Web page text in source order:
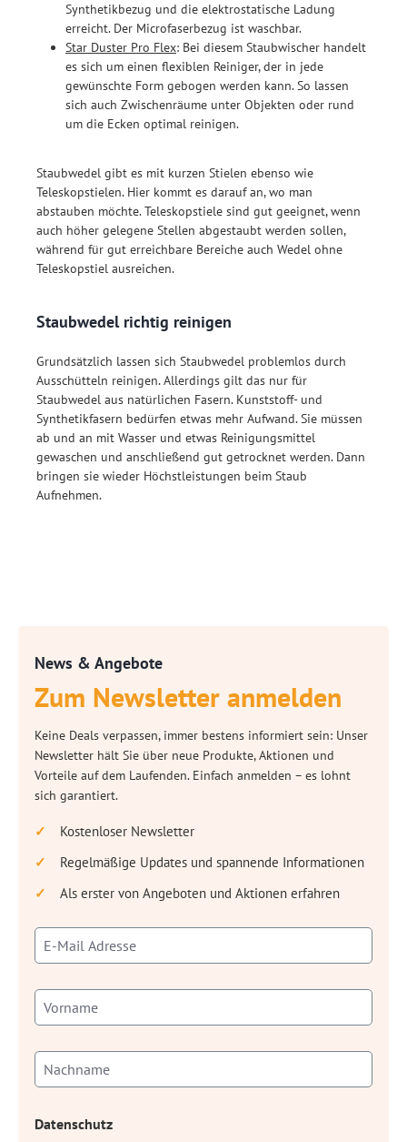
Synthetikbezug und die elektrostatische Ladung
erreicht. Der Microfaserbezug ist waschbar.
Star Duster Pro Flex: Bei diesem Staubwischer handelt
es sich um einen flexiblen Reiniger, der in jede
gewünschte Form gebogen werden kann. So lassen
sich auch Zwischenräume unter Objekten oder rund
um die Ecken optimal reinigen.
Staubwedel gibt es mit kurzen Stielen ebenso wie
Teleskopstielen. Hier kommt es darauf an, wo man
abstauben möchte. Teleskopstiele sind gut geeignet, wenn
auch höher gelegene Stellen abgestaubt werden sollen,
während für gut erreichbare Bereiche auch Wedel ohne
Teleskopstiel ausreichen.
Staubwedel richtig reinigen
Grundsätzlich lassen sich Staubwedel problemlos durch
Ausschütteln reinigen. Allerdings gilt das nur für
Staubwedel aus natürlichen Fasern. Kunststoff- und
Synthetikfasern bedürfen etwas mehr Aufwand. Sie müssen
ab und an mit Wasser und etwas Reinigungsmittel
gewaschen und anschließend gut getrocknet werden. Dann
bringen sie wieder Höchstleistungen beim Staub
Aufnehmen.
News & Angebote
Zum Newsletter anmelden
Keine Deals verpassen, immer bestens informiert sein: Unser
Newsletter hält Sie über neue Produkte, Aktionen und
Vorteile auf dem Laufenden. Einfach anmelden – es lohnt
sich garantiert.
Kostenloser Newsletter
Regelmäßige Updates und spannende Informationen
Als erster von Angeboten und Aktionen erfahren
Datenschutz